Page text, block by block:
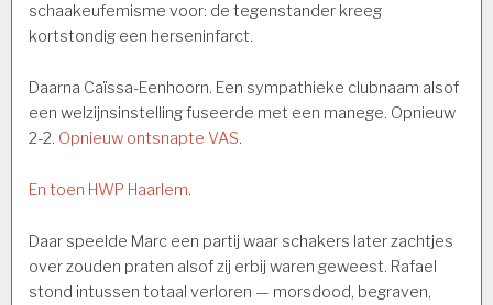
schaakeufemisme voor: de tegenstander kreeg
kortstondig een herseninfarct.
Daarna Caïssa-Eenhoorn. Een sympathieke clubnaam alsof
een welzijnsinstelling fuseerde met een manege. Opnieuw
2-2. Opnieuw ontsnapte VAS.
En toen HWP Haarlem.
Daar speelde Marc een partij waar schakers later zachtjes
over zouden praten alsof zij erbij waren geweest. Rafael
stond intussen totaal verloren — morsdood, begraven,